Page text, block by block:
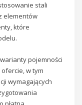
stali
elementów
które
pojemności
w tym
wymagających